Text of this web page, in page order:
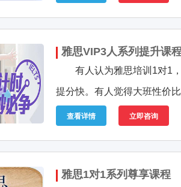
雅思VIP3人系列提升课
有人认为雅思培训1对1，
提分快。有人觉得大班性价
查看详情 立即咨询
雅思1对1系列尊享课程